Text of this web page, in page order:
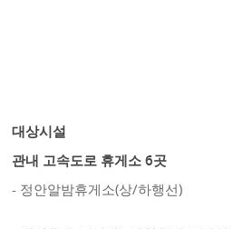
대상시설
관내 고속도로 휴게소 6곳
- 정안알밤휴게소(상/하행선)